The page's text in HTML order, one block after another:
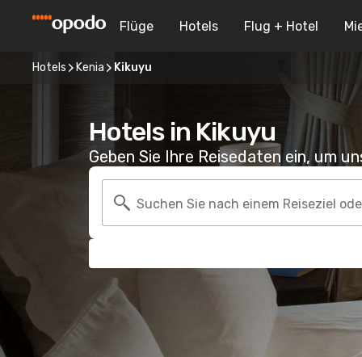
Flüge Hotels Flug + Hotel
Hotels Kenia Kikuyu
Hotels in Kikuyu
Geben Sie Ihre Reisedaten ein, um